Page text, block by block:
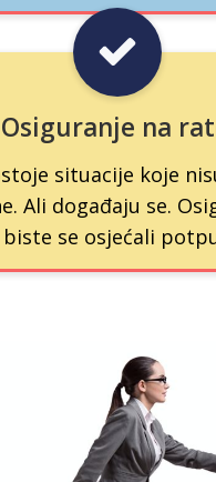
Osiguranje na
situacije koje
Ali događaju se.
se osjećali